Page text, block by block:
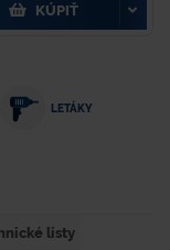
KÚPIŤ
LETÁKY
listy